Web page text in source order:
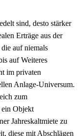
sind, desto stärker
Erträge aus der
auf niemals
auf Weiteres
im privaten
Anlage-Universum.
zum
ein Objekt
Jahreskaltmiete zu
diese mit Abschlägen